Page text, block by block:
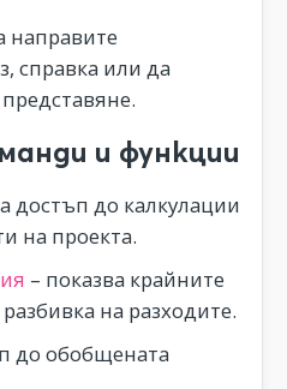
направите
справка или да
и функции
достъп до калкулации
на проекта.
– показва крайните
на разходите.
до обобщената